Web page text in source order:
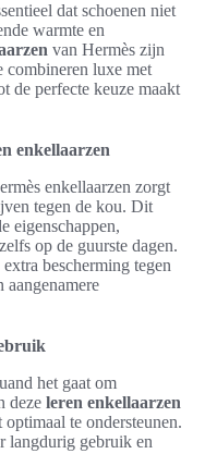
dat schoenen niet
warmte en
van Hermès zijn
combineren luxe met
de perfecte keuze maakt
enkellaarzen
enkellaarzen zorgt
tegen de kou. Dit
eigenschappen,
op de guurste dagen.
bescherming tegen
aangenamere
het gaat om
deze leren enkellaarzen
te ondersteunen.
langdurig gebruik en